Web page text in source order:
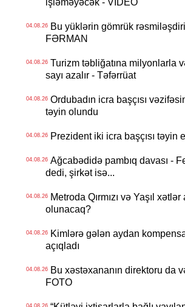
04.08.26Bu yüklərin gömrük
FƏRMAN
04.08.26Turizm təbliğatına milyonlarla
sayı azalır - Təfərrüat
04.08.26Ordubadın icra başçısı
təyin olundu
04.08.26Prezident iki icra başçısı təyin
04.08.26Ağcabədidə pambıq davası -
dedi, şirkət isə...
04.08.26Metroda Qırmızı və Yaşıl
olunacaq?
04.08.26Kimlərə gələn aydan
açıqladı
04.08.26Bu xəstəxananın direktoru da
FOTO
04.08.26